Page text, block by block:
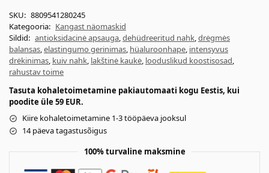
SKU: 8809541280245
Kategooria: Kangast näomaskid
Sildid: antioksidacinė apsauga,dehüdreeritud nahk,drėgmės
balansas,elastingumo gerinimas, hüaluroonhape, intensyvus
drėkinimas, kuiv nahk, lakštinė kaukė, looduslikud koostisosad,
rahustav toime
Tasuta kohaletoimetamine pakiautomaati kogu Eestis, kui
poodite üle 59 EUR.
Kiire kohaletoimetamine 1-3 tööpäeva jooksul
14 päeva tagastusõigus
100% turvaline maksmine